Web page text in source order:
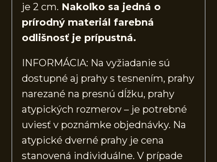
je 2 cm. Nakoľko sa jedná o
prírodný materiál farebná
odlišnosť je prípustná.
INFORMÁCIA: Na vyžiadanie sú
dostupné aj prahy s tesnením, prahy
narezané na presnú dĺžku, prahy
atypických rozmerov – je potrebné
uviesť v poznámke objednávky. Na
atypické dverné prahy je cena
stanovená individuálne. V prípade